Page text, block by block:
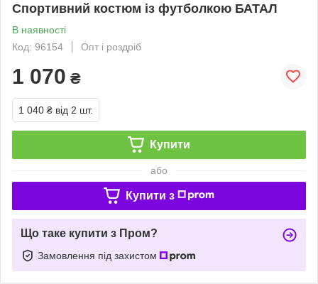
Спортивний костюм із футболкою БАТАЛ
В наявності
Код: 96154
Опт і роздріб
1 070 ₴
1 040 ₴ від 2 шт.
Купити
або
Купити з
Що таке купити з Пром?
Замовлення під захистом